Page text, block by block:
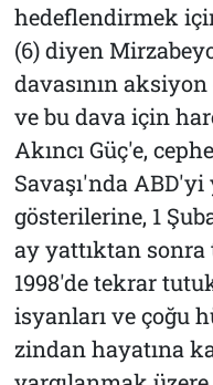
hedeflendirmek
(6) diyen
davasının
ve bu dava için
Akıncı Güç'e,
Savaşı'nda
gösterilerine, 1
ay yattıktan sonra
1998'de tekrar
isyanları ve çoğu
zindan hayatına